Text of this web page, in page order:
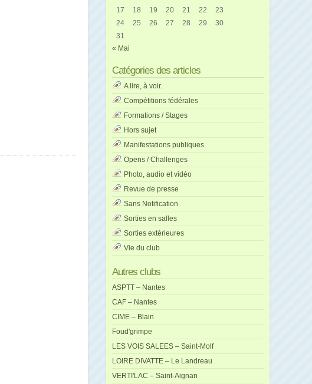
17
18 19 20 21 22
23
24
25 26 27 28 29
30
31
« Mai
Catégories des articles
A lire, à voir.
Compétitions fédérales
Formations / Stages
Hors sujet
Manifestations publiques
Opens / Challenges
Photo, audio et vidéo
Revue de presse
Sans Notification
Sorties en salles
Sorties extérieures
Vie du club
Autres clubs
ASPTT – Nantes
CAF – Nantes
CIME – Blain
Foud'grimpe
LES VOIS SALEES – Saint-Molf
LOIRE DIVATTE – Le Landreau
VERTI'LAC – Saint-Aignan